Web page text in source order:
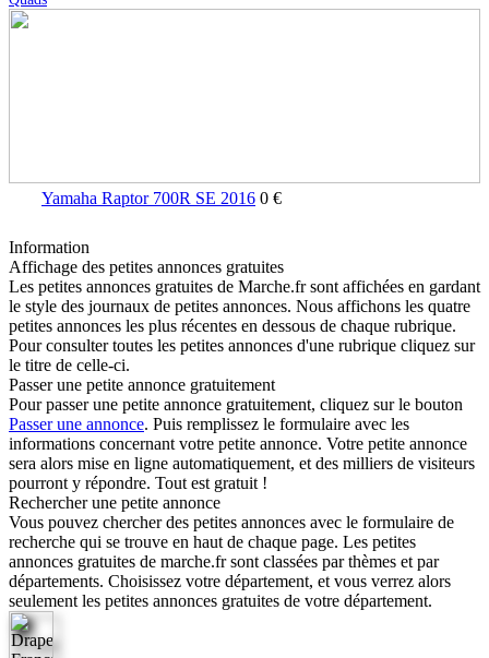
Yamaha Raptor 700R SE 2016 0 €
Information
Affichage des petites annonces gratuites
Les petites annonces gratuites de Marche.fr sont affichées en gardant
le style des journaux de petites annonces. Nous affichons les quatre
petites annonces les plus récentes en dessous de chaque rubrique.
Pour consulter toutes les petites annonces d'une rubrique cliquez sur
le titre de celle-ci.
Passer une petite annonce gratuitement
Pour passer une petite annonce gratuitement, cliquez sur le bouton
Passer une annonce. Puis remplissez le formulaire avec les
informations concernant votre petite annonce. Votre petite annonce
sera alors mise en ligne automatiquement, et des milliers de visiteurs
pourront y répondre. Tout est gratuit !
Rechercher une petite annonce
Vous pouvez chercher des petites annonces avec le formulaire de
recherche qui se trouve en haut de chaque page. Les petites
annonces gratuites de marche.fr sont classées par thèmes et par
départements. Choisissez votre département, et vous verrez alors
seulement les petites annonces gratuites de votre département.